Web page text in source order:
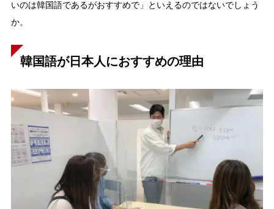
いのは韓国語であるがおすすめで」といえるのではないでしょう
か。
韓国語が日本人におすすめの理由